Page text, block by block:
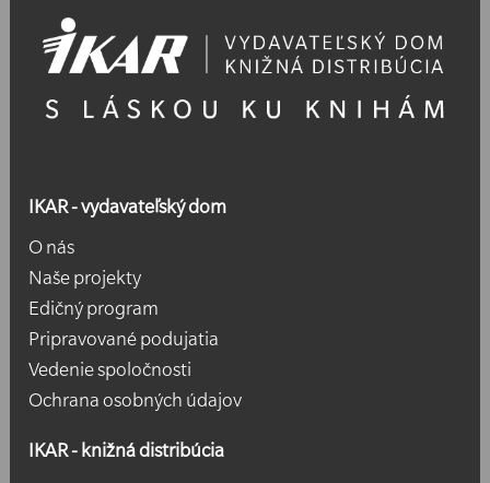
IKAR - vydavateľský dom
O nás
Naše projekty
Edičný program
Pripravované podujatia
Vedenie spoločnosti
Ochrana osobných údajov
IKAR - knižná distribúcia